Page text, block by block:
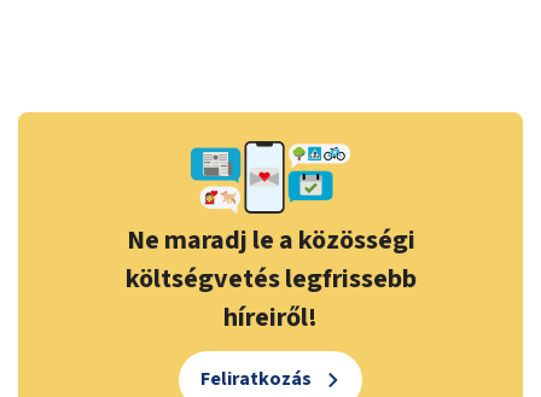
Ne maradj le a közösségi
költségvetés legfrissebb
híreiről!
Feliratkozás